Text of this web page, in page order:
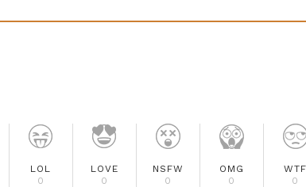
LOL
0
LOVE
0
NSFW
0
OMG
0
WTF
0